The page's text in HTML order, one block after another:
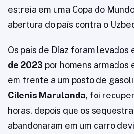
estreia em uma Copa do
abertura do país contra o
Os pais de Díaz foram levados
de 2023 por homens armados
em frente a um posto de
Cilenis Marulanda, foi
horas, depois que os
abandonaram em um carro